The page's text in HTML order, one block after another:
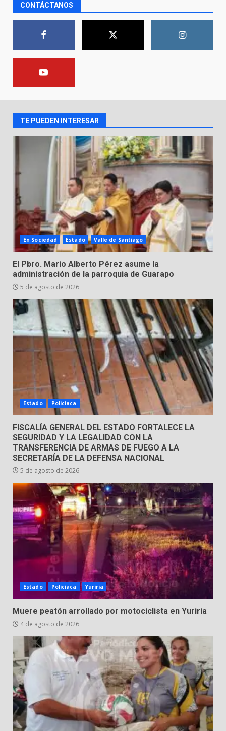
asume la administración de la
parroquia de Guarapo
5 de agosto de 2026
2
FUEGO A LA SECRETARÍA DE LA
5 de agosto de 2026
Muere peatón arrollado por
motociclista en Yuriria
4 de agosto de 2026
4
Valle de Santiago despide a
José Antonio Villanueva
Cárdenas, “El Puma”
3 de agosto de 2026
5
Hombre pierde la vida en
tabiquera
6
Emboscada a policías en Yuriria
31 de julio de 2026
Envía Gobierno de la Gente más
de 77 mil
30 de julio de 2026
CONTÁCTANOS
TE PUEDEN INTERESAR
En Sociedad Estado Valle de Santiago
El Pbro. Mario Alberto Pérez asume la
administración de la parroquia de Guarapo
5 de agosto de 2026
Estado Policiaca
FISCALÍA GENERAL DEL ESTADO FORTALECE LA
SEGURIDAD Y LA LEGALIDAD CON LA
TRANSFERENCIA DE ARMAS DE FUEGO A LA
SECRETARÍA DE LA DEFENSA NACIONAL
5 de agosto de 2026
Estado Policiaca Yuriria
Muere peatón arrollado por motociclista en Yuriria
4 de agosto de 2026